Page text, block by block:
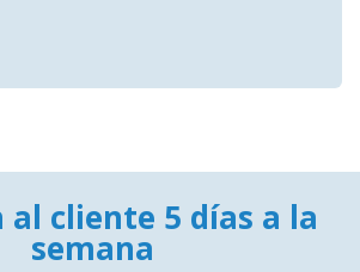
cliente 5 días a la
semana